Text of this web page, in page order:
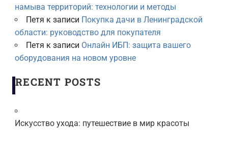
намыва территорий: технологии и методы
Петя к записи Покупка дачи в Ленинградской
области: руководство для покупателя
Петя к записи Онлайн ИБП: защита вашего
оборудования на новом уровне
RECENT POSTS
Искусство ухода: путешествие в мир красоты